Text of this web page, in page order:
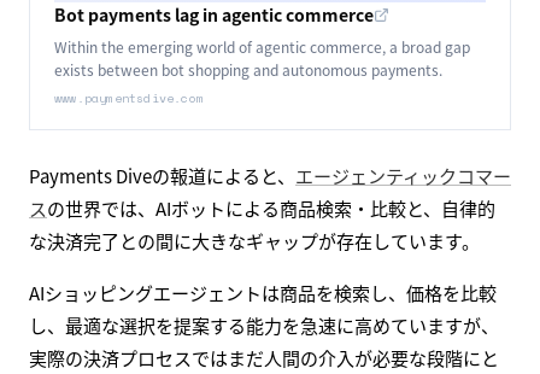
Bot payments lag in agentic commerce
Within the emerging world of agentic commerce, a broad gap
exists between bot shopping and autonomous payments.
www.paymentsdive.com
Payments Diveの報道によると、 エージェンティックコマー
スの世界では、AIボットによる商品検索・比較と、自律的
な決済完了との間に大きなギャップが存在しています。
AIショッピングエージェントは商品を検索し、価格を比較
し、最適な選択を提案する能力を急速に高めていますが、
実際の決済プロセスではまだ人間の介入が必要な段階にと